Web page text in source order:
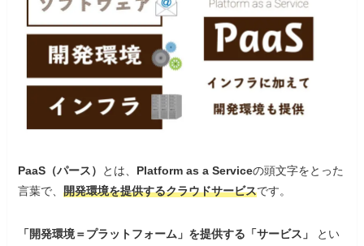
PaaS（パース） とは、 Platform as a Serviceの頭文字をとった
言葉で、開発環境を提供するクラウドサービスです。
「開発環境＝プラットフォーム」を提供する「サービス」
とい